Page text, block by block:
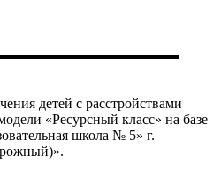
детей с расстройствами
«Ресурсный класс» на базе
школа № 5» г.